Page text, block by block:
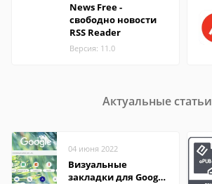
News Free -
свободно новости
RSS Reader
Версия: 11.0
Актуальные статьи
04 июня 2022
Визуальные
закладки для Google